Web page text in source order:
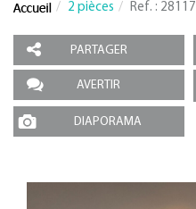
2 pièces Ref. : 28117
PARTAGER
AVERTIR
DIAPORAMA